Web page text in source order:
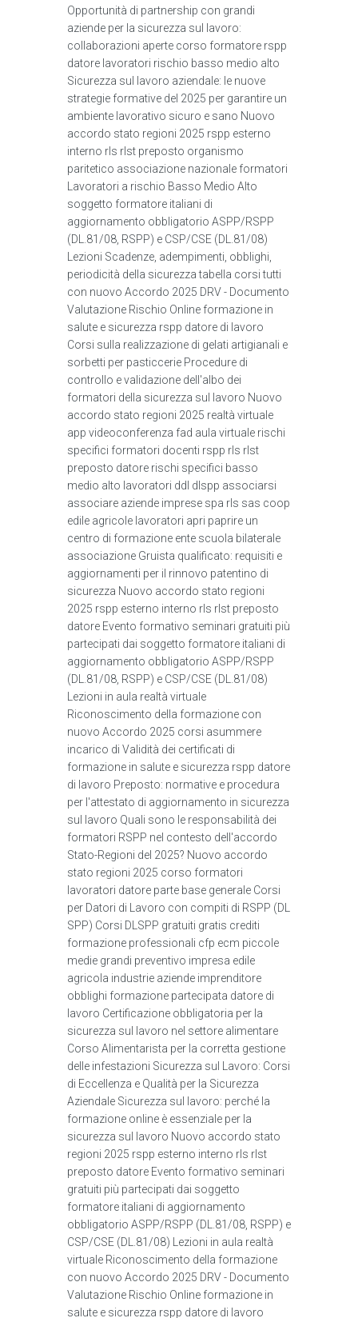
Opportunità di partnership con grandi
aziende per la sicurezza sul lavoro:
collaborazioni aperte corso formatore rspp
datore lavoratori rischio basso medio alto
Sicurezza sul lavoro aziendale: le nuove
strategie formative del 2025 per garantire un
ambiente lavorativo sicuro e sano Nuovo
accordo stato regioni 2025 rspp esterno
interno rls rlst preposto organismo
paritetico associazione nazionale formatori
Lavoratori a rischio Basso Medio Alto
soggetto formatore italiani di
aggiornamento obbligatorio ASPP/RSPP
(DL.81/08, RSPP) e CSP/CSE (DL.81/08)
Lezioni Scadenze, adempimenti, obblighi,
periodicità della sicurezza tabella corsi tutti
con nuovo Accordo 2025 DRV - Documento
Valutazione Rischio Online formazione in
salute e sicurezza rspp datore di lavoro
Corsi sulla realizzazione di gelati artigianali e
sorbetti per pasticcerie Procedure di
controllo e validazione dell'albo dei
formatori della sicurezza sul lavoro Nuovo
accordo stato regioni 2025 realtà virtuale
app videoconferenza fad aula virtuale rischi
specifici formatori docenti rspp rls rlst
preposto datore rischi specifici basso
medio alto lavoratori ddl dlspp associarsi
associare aziende imprese spa rls sas coop
edile agricole lavoratori apri paprire un
centro di formazione ente scuola bilaterale
associazione Gruista qualificato: requisiti e
aggiornamenti per il rinnovo patentino di
sicurezza Nuovo accordo stato regioni
2025 rspp esterno interno rls rlst preposto
datore Evento formativo seminari gratuiti più
partecipati dai soggetto formatore italiani di
aggiornamento obbligatorio ASPP/RSPP
(DL.81/08, RSPP) e CSP/CSE (DL.81/08)
Lezioni in aula realtà virtuale
Riconoscimento della formazione con
nuovo Accordo 2025 corsi asummere
incarico di Validità dei certificati di
formazione in salute e sicurezza rspp datore
di lavoro Preposto: normative e procedura
per l'attestato di aggiornamento in sicurezza
sul lavoro Quali sono le responsabilità dei
formatori RSPP nel contesto dell'accordo
Stato-Regioni del 2025? Nuovo accordo
stato regioni 2025 corso formatori
lavoratori datore parte base generale Corsi
per Datori di Lavoro con compiti di RSPP (DL
SPP) Corsi DLSPP gratuiti gratis crediti
formazione professionali cfp ecm piccole
medie grandi preventivo impresa edile
agricola industrie aziende imprenditore
obblighi formazione partecipata datore di
lavoro Certificazione obbligatoria per la
sicurezza sul lavoro nel settore alimentare
Corso Alimentarista per la corretta gestione
delle infestazioni Sicurezza sul Lavoro: Corsi
di Eccellenza e Qualità per la Sicurezza
Aziendale Sicurezza sul lavoro: perché la
formazione online è essenziale per la
sicurezza sul lavoro Nuovo accordo stato
regioni 2025 rspp esterno interno rls rlst
preposto datore Evento formativo seminari
gratuiti più partecipati dai soggetto
formatore italiani di aggiornamento
obbligatorio ASPP/RSPP (DL.81/08, RSPP) e
CSP/CSE (DL.81/08) Lezioni in aula realtà
virtuale Riconoscimento della formazione
con nuovo Accordo 2025 DRV - Documento
Valutazione Rischio Online formazione in
salute e sicurezza rspp datore di lavoro